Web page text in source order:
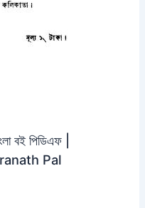
বই পিডিএফ |
Pal